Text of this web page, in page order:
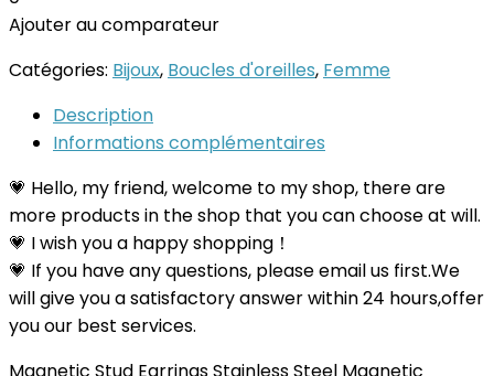
Ajouter au comparateur
Catégories: Bijoux, Boucles d'oreilles, Femme
Description
Informations complémentaires
💗 Hello, my friend, welcome to my shop, there are
more products in the shop that you can choose at will.
💗 I wish you a happy shopping！
💗 If you have any questions, please email us first.We
will give you a satisfactory answer within 24 hours,offer
you our best services.